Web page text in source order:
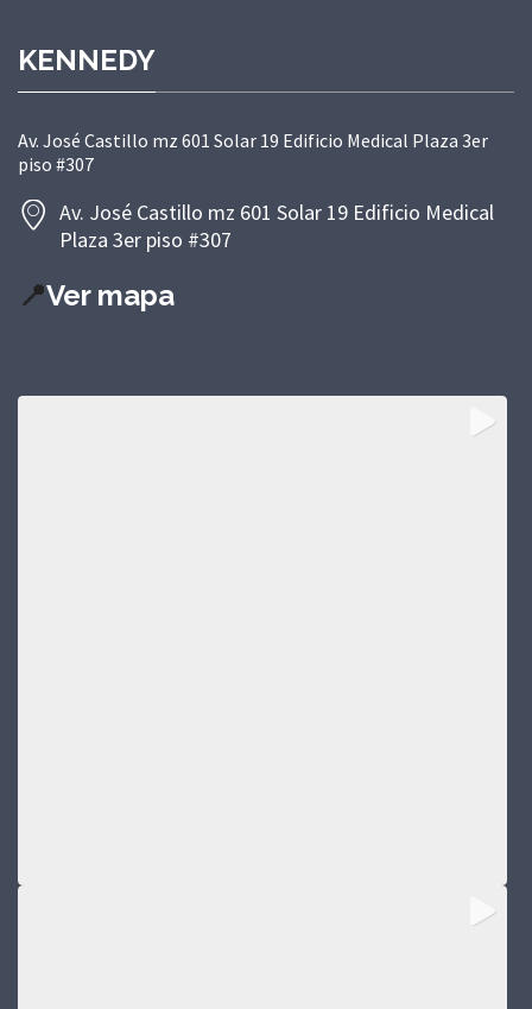
KENNEDY
Av. José Castillo mz 601 Solar 19 Edificio Medical Plaza 3er
piso #307
Av. José Castillo mz 601 Solar 19 Edificio Medical
Plaza 3er piso #307
📍Ver mapa